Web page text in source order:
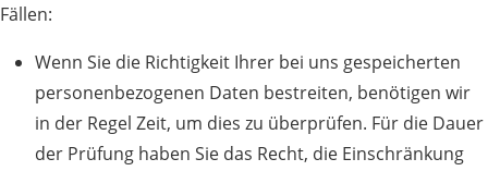
Fällen:
Wenn Sie die Richtigkeit Ihrer bei uns gespeicherten
personenbezogenen Daten bestreiten, benötigen wir
in der Regel Zeit, um dies zu überprüfen. Für die Dauer
der Prüfung haben Sie das Recht, die Einschränkung